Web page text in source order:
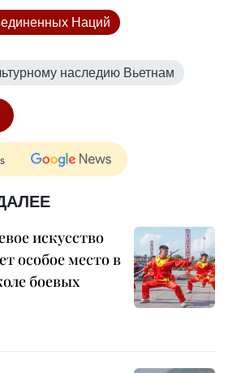
Наций
наследию Вьетнам
искусство
особое место в
боевых